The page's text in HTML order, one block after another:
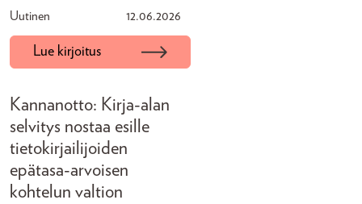
Uutinen 12.06.2026
Lue kirjoitus
Kannanotto: Kirja-alan
selvitys nostaa esille
tietokirjailijoiden
epätasa-arvoisen
kohtelun valtion